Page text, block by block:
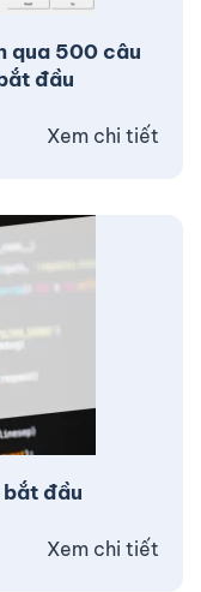
qua 500 câu
đầu
Xem chi tiết
đầu
Xem chi tiết